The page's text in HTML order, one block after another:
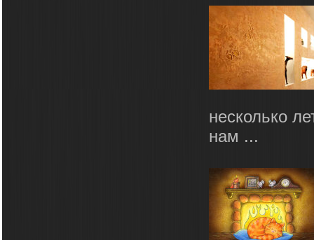
несколько
нам ...